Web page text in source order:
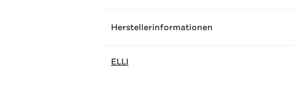
Herstellerinformationen
ELLI